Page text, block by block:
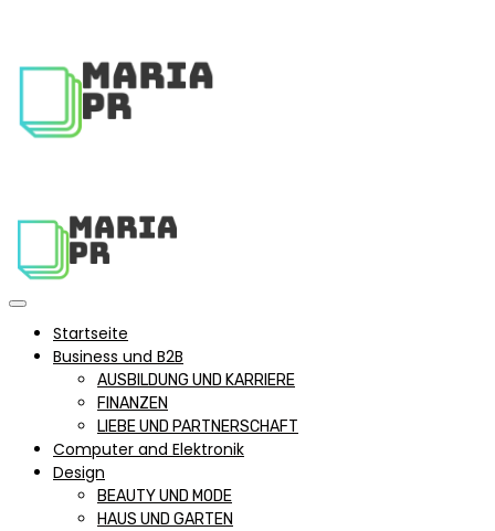
Startseite
Business und B2B
AUSBILDUNG UND KARRIERE
FINANZEN
LIEBE UND PARTNERSCHAFT
Computer and Elektronik
Design
BEAUTY UND MODE
HAUS UND GARTEN